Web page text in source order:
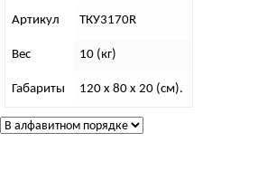
Артикул ТКУ3170R
Вес 10 (кг)
Габариты 120 x 80 x 20 (см).